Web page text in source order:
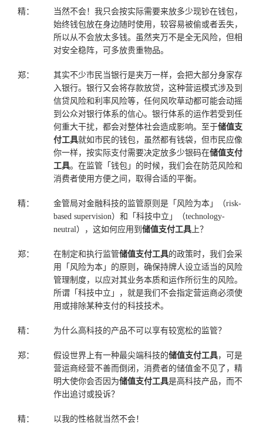
精：
当然不会！我只会按实际需要来放多少现钞在钱包，
始终钱包放在身边随时使用，较容易被偷或者丢失，
所以从不会放太多钱。虽然夹万不是全无风险，但相
对安全稳阵，可多放贵重物品。
郑：
其实不少市民当银行是夹万一样，会把大部分身家存
入银行。银行又会将存款放贷，这种营运模式涉及到
信贷风险和利率风险等，任何风吹草动都可能会动摇
到公众对银行体系的信心。银行体系的运作若受到任
何重大干扰，都会对整体社会造成影响。至于储值支
付工具就如市民的钱包，虽然都有钱袋，但市民应像
你一样，按实际支付需要决定放多少银码在储值支付
工具。在监管「钱包」的时候，我们会在防范风险和
消费者使用方便之间，取得合适的平衡。
精：
金管局对金融科技的监管原则是「风险为本」（risk-
based supervision）和「科技中立」（technology-
neutral），这如何应用到 储值支付工具 上？
郑： 在制定和执行监管储值支付工具的政策时，我们会采
用「风险为本」的原则，确保持牌人设立适当的风险
管理制度，以应对其业务本质和运作所衍生的风险。
所谓「科技中立」，就是我们不会指定营运商必须使
用或排除某种支付的科技技术。
精： 为什么高科技的产品不可以享有较宽松的监管？
郑： 假设世界上有一种最尖端科技的储值支付工具，可是
营运商经营不善而倒闭，消费者的储值金不见了，精
明大使你会否因为储值支付工具是高科技产品，而不
作出追讨或投诉？
精： 以我的性格就当然不会！